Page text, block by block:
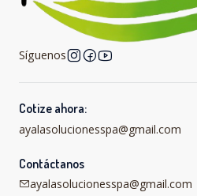
Síguenos
Cotize ahora:
ayalasolucionesspa@gmail.com
Contáctanos
ayalasolucionesspa@gmail.com